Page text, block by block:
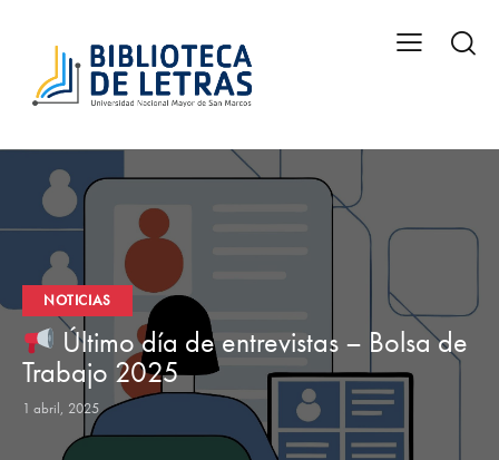
NOTICIAS
Último día de entrevistas – Bolsa de
Trabajo 2025
1 abril, 2025